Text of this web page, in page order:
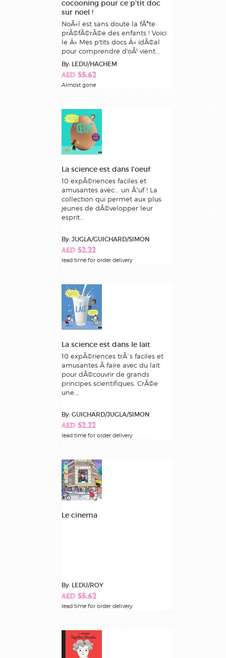
cocooning pour ce p'tit doc
sur noel !
NoÃ«l est sans doute la fÃªte
prÃ©fÃ©rÃ©e des enfants ! Voici
le Â« Mes p'tits docs Â» idÃ©al
pour comprendre d'oÃ¹ vient...
By: LEDU/HACHEM
AED 55.62
Almost gone
La science est dans l'oeuf
10 expÃ©riences faciles et
amusantes avec... un Å“uf ! La
collection qui permet aux plus
jeunes de dÃ©velopper leur
esprit...
By: JUGLA/GUICHARD/SIMON
AED 52.22
lead time for order delivery
La science est dans le lait
10 expÃ©riences trÃ¨s faciles et
amusantes Ã faire avec du lait
pour dÃ©couvrir de grands
principes scientifiques. CrÃ©e
une...
By: GUICHARD/JUGLA/SIMON
AED 52.22
lead time for order delivery
Le cinema
By: LEDU/ROY
AED 55.62
lead time for order delivery